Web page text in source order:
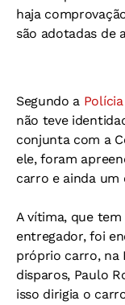
haja
são adotadas de
Segundo a
não teve
conjunta com a
ele, foram
carro e ainda um
A vítima, que
entregador, foi
próprio carro, na
disparos, Paulo
isso dirigia o